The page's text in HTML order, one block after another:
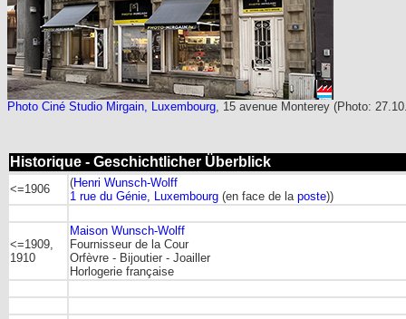
Photo Ciné Studio Mirgain, Luxembourg, 15 avenue Monterey (Photo:
Historique - Geschichtlicher Überblick
<=1906 (Henri Wunsch-Wolff
1 rue du Génie, Luxembourg (en face de la poste))
<=1909,
1910
Maison Wunsch-Wolff
Fournisseur de la Cour
Orfèvre - Bijoutier - Joailler
Horlogerie française